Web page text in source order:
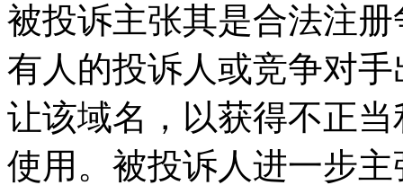
被投诉主张其是合法注
有人的投诉人或竞争对
让该域名，以获得不正
使用。被投诉人进一步